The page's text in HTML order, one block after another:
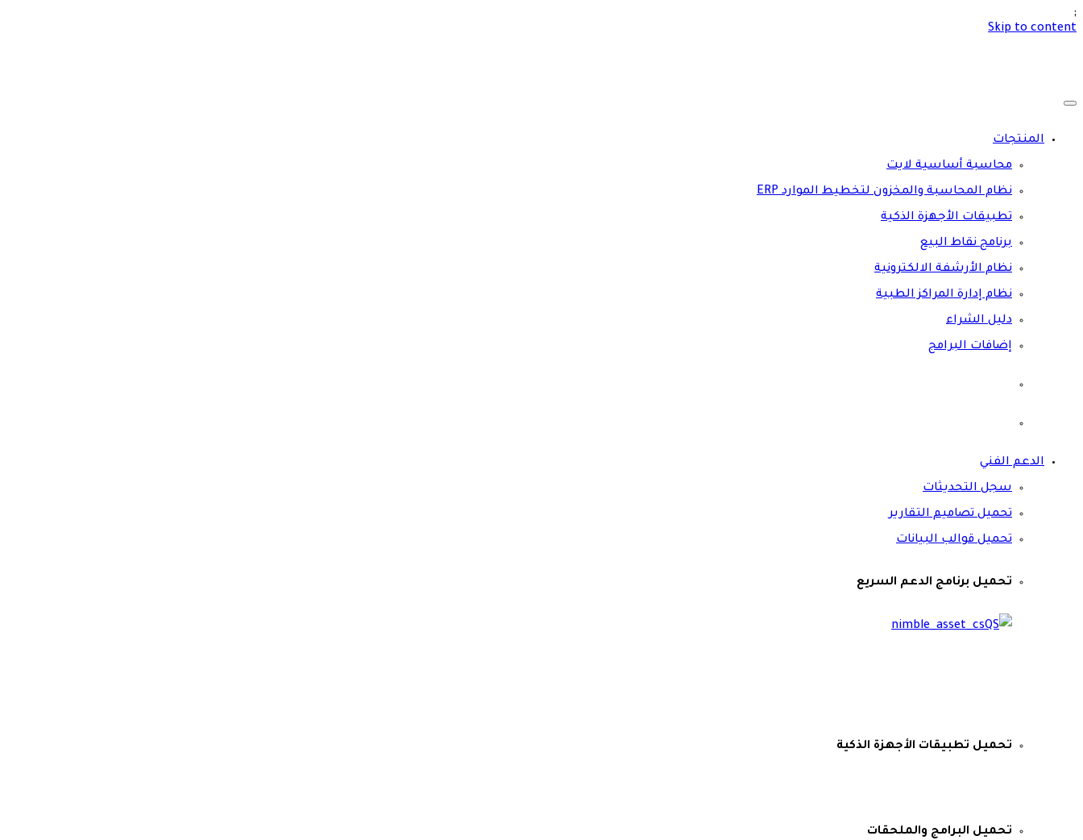
;
Skip to content
المنتجات
محاسبة أساسية لايت
نظام المحاسبة والمخزون لتخطيط الموارد ERP
تطبيقات الأجهزة الذكية
برنامج نقاط البيع
نظام الأرشفة الالكترونية
نظام إدارة المراكز الطبية
دليل الشراء
إضافات البرامج
الدعم الفني
سجل التحديثات
تحميل تصاميم التقارير
تحميل قوالب البيانات
تحميل برنامج الدعم السريع
تحميل تطبيقات الأجهزة الذكية
تحميل البرامج والملحقات